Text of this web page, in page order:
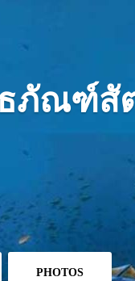
ภัณฑ์สัต
PHOTOS